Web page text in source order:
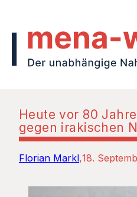
Heute vor 80
gegen irakischen
Florian Markl 18.